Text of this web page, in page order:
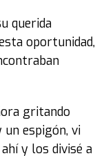
querida
oportunidad,
gritando
un espigón, vi
y los divisé a